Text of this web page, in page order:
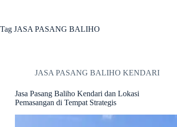
Tag JASA PASANG BALIHO
JASA PASANG BALIHO KENDARI
Jasa Pasang Baliho Kendari dan Lokasi
Pemasangan di Tempat Strategis